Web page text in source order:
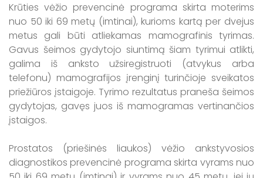
Krūties vėžio prevencinė programa skirta moterims
nuo 50 iki 69 metų (imtinai), kurioms kartą per dvejus
metus gali būti atliekamas mamografinis tyrimas.
Gavus šeimos gydytojo siuntimą šiam tyrimui atlikti,
galima iš anksto užsiregistruoti (atvykus arba
telefonu) mamografijos įrenginį turinčioje sveikatos
priežiūros įstaigoje. Tyrimo rezultatus praneša šeimos
gydytojas, gavęs juos iš mamogramas vertinančios
įstaigos.
Prostatos (priešinės liaukos) vėžio ankstyvosios
diagnostikos prevencinė programa skirta vyrams nuo